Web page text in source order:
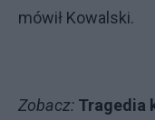
mówił Kowalski.
Zobacz: Tragedia